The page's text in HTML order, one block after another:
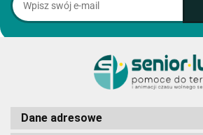
Dane adresowe